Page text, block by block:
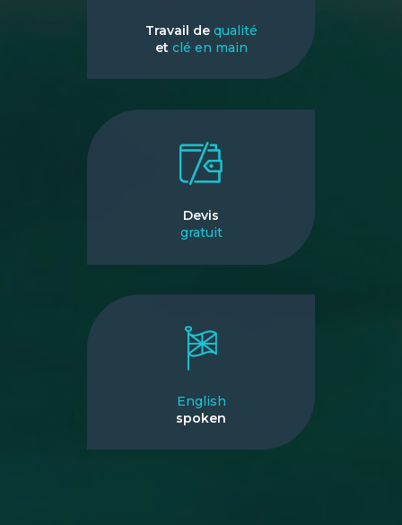
Travail de qualité
et clé en main
Devis
gratuit
English
spoken